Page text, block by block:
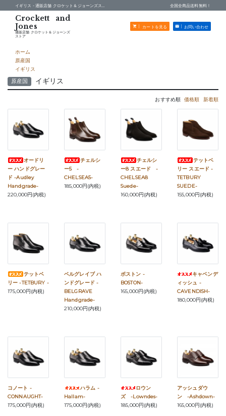
通販店舗 クロケット＆ジョーンズ
ストア
カートを見る お問い合わせ
イギリス - 通販店舗 クロケット＆ジョーンズストア 全国全商品送料無料！
ホーム
原産国
イギリス
原産国 イギリス
おすすめ順 価格順 新着順
オードリ
ー ハンドグレー
ド -Audley
Handgrade-
220,000円(内税)
チェルシ
ー5 -
CHELSEA5-
185,000円(内税)
チェルシ
ー8 スエード -
CHELSEA8
Suede-
160,000円(内税)
テットベ
リー スエード -
TETBURY
SUEDE-
155,000円(内税)
テットベ
リー -TETBURY -
175,000円(内税)
ベルグレイブ ハ
ンドグレード -
BELGRAVE
Handgrade-
210,000円(内税)
ボストン -
BOSTON-
165,000円(内税)
キャベンデ
ィッシュ -
CAVENDISH-
180,000円(内税)
コノート -
CONNAUGHT-
175,000円(内税)
ハラム -
Hallam-
175,000円(内税)
ロウン
ズ -Lowndes-
185,000円(内税)
アッシュダウ
ン -Ashdown-
165,000円(内税)